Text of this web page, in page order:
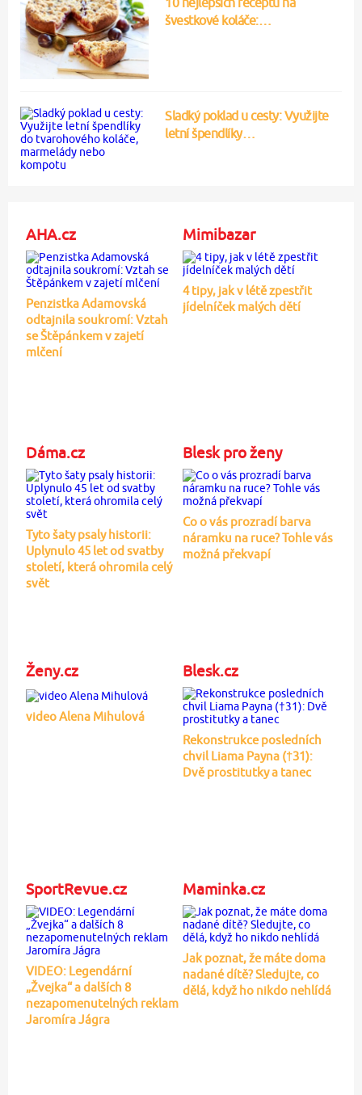
švestkové koláče:…
Sladký poklad u cesty: Využijte
letní špendlíky…
AHA.cz
Penzistka Adamovská
odtajnila soukromí: Vztah
se Štěpánkem v zajetí
mlčení
Mimibazar
4 tipy, jak v létě zpestřit
jídelníček malých dětí
Dáma.cz
Tyto šaty psaly historii:
Uplynulo 45 let od svatby
století, která ohromila celý
svět
Blesk pro ženy
Co o vás prozradí barva
náramku na ruce? Tohle vás
možná překvapí
Ženy.cz
video Alena Mihulová
Blesk.cz
Rekonstrukce posledních
chvil Liama Payna (†31):
Dvě prostitutky a tanec
SportRevue.cz
VIDEO: Legendární
„Žvejka“ a dalších 8
nezapomenutelných reklam
Jaromíra Jágra
Maminka.cz
Jak poznat, že máte doma
nadané dítě? Sledujte, co
dělá, když ho nikdo nehlídá